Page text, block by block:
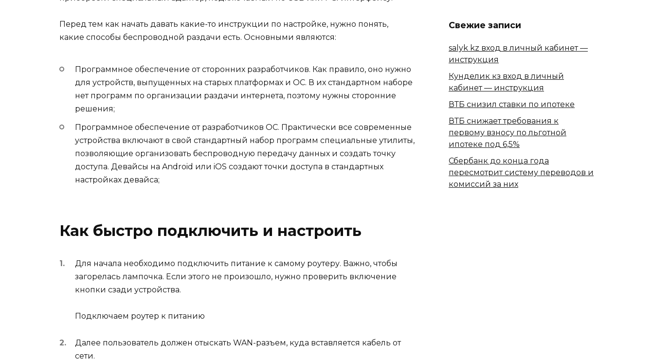
Перед тем как начать давать какие-то инструкции по настройке, нужно понять,
какие способы беспроводной раздачи есть. Основными являются:
Программное обеспечение от сторонних разработчиков. Как правило, оно нужно
для устройств, выпущенных на старых платформах и ОС. В их стандартном наборе
нет программ по организации раздачи интернета, поэтому нужны сторонние
решения;
Программное обеспечение от разработчиков ОС. Практически все современные
устройства включают в свой стандартный набор программ специальные утилиты,
позволяющие организовать беспроводную передачу данных и создать точку
доступа. Девайсы на Android или iOS создают точки доступа в стандартных
настройках девайса;
Как быстро подключить и настроить
Для начала необходимо подключить питание к самому роутеру. Важно, чтобы
загорелась лампочка. Если этого не произошло, нужно проверить включение
кнопки сзади устройства.
Подключаем роутер к питанию
Далее пользователь должен отыскать WAN-разъем, куда вставляется кабель от
сети.
Свежие записи
salyk kz вход в личный кабинет —
инструкция
Кунделик кз вход в личный
кабинет — инструкция
ВТБ снизил ставки по ипотеке
ВТБ снижает требования к
первому взносу по льготной
ипотеке под 6,5%
Сбербанк​ до конца года
пересмотрит систему переводов и
комиссий за них